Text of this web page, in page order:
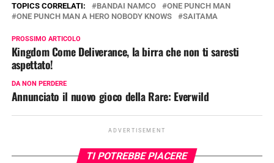
TOPICS CORRELATI: BANDAI NAMCO
ONE PUNCH MAN
ONE PUNCH MAN A HERO NOBODY KNOWS
SAITAMA
PROSSIMO ARTICOLO
Kingdom Come Deliverance, la birra che non ti saresti
aspettato!
DA NON PERDERE
Annunciato il nuovo gioco della Rare: Everwild
ADVERTISEMENT
TI POTREBBE PIACERE